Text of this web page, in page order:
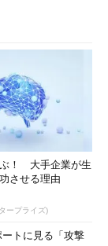
！ 大手企業が生
させる理由
ープライズ)
トに見る「攻撃